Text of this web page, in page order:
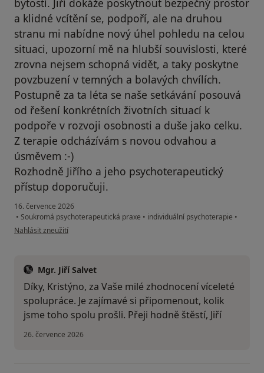
bytostí. Jiří dokáže poskytnout bezpečný prostor
a klidné vcítění se, podpoří, ale na druhou
stranu mi nabídne nový úhel pohledu na celou
situaci, upozorní mě na hlubší souvislosti, které
zrovna nejsem schopná vidět, a taky poskytne
povzbuzení v temných a bolavých chvílích.
Postupně za ta léta se naše setkávání posouvá
od řešení konkrétních životních situací k
podpoře v rozvoji osobnosti a duše jako celku.
Z terapie odcházívám s novou odvahou a
úsměvem :-)
Rozhodně Jiřího a jeho psychoterapeutický
přístup doporučuji.
16. července 2026
• Soukromá psychoterapeutická praxe • individuální psychoterapie •
podle názoru uživatele Kristýna
Nahlásit zneužití
Mgr. Jiří Salvet
Díky, Kristýno, za Vaše milé zhodnocení víceleté
spolupráce. Je zajímavé si připomenout, kolik
jsme toho spolu prošli. Přeji hodně štěstí, Jiří
26. července 2026